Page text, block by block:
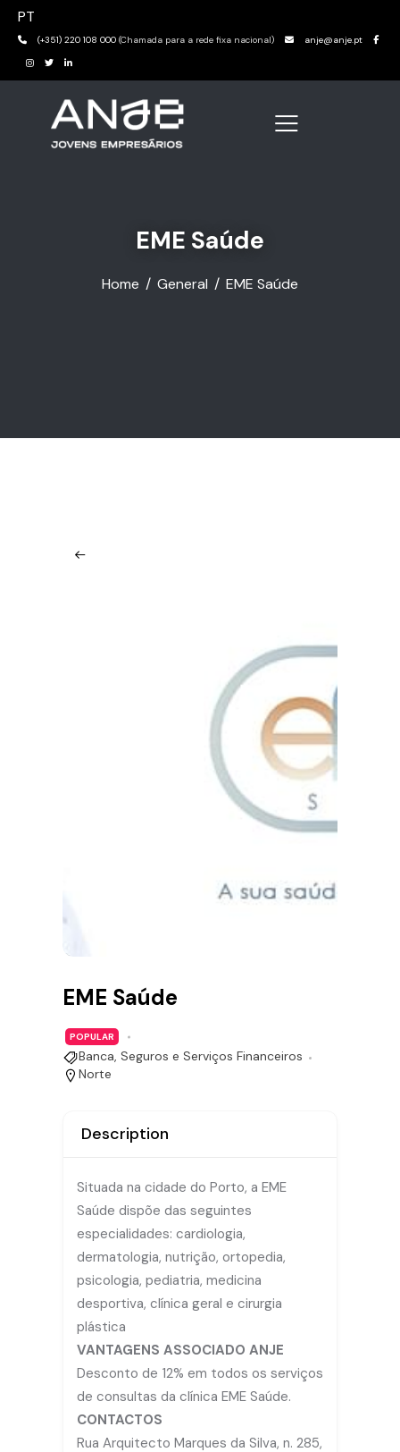
PT
(+351) 220 108 000 (Chamada para a rede fixa nacional) anje@anje.pt
EME Saúde
Home General EME Saúde
EME Saúde
POPULAR
Banca, Seguros e Serviços Financeiros
Norte
Description
Situada na cidade do Porto, a EME
Saúde dispõe das seguintes
especialidades: cardiologia,
dermatologia, nutrição, ortopedia,
psicologia, pediatria, medicina
desportiva, clínica geral e cirurgia
plástica
VANTAGENS ASSOCIADO ANJE
Desconto de 12% em todos os serviços
de consultas da clínica EME Saúde.
CONTACTOS
Rua Arquitecto Marques da Silva, n. 285,